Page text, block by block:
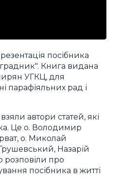
посібника
Книга видана
УГКЦ, для
парафіяльних рад і
автори статей, які
Це о. Володимир
о. Миколай
Назарій
розповіли про
посібника в житті